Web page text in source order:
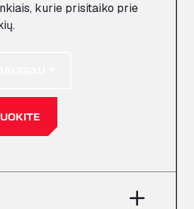
kurie prisitaiko prie